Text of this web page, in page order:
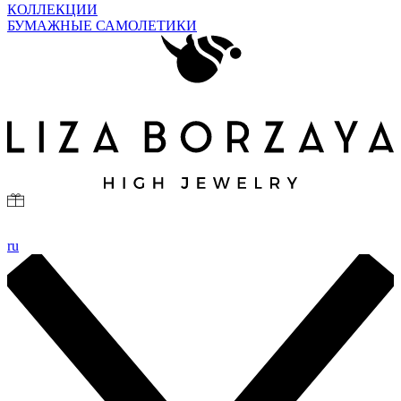
КОЛЛЕКЦИИ
БУМАЖНЫЕ САМОЛЕТИКИ
ru